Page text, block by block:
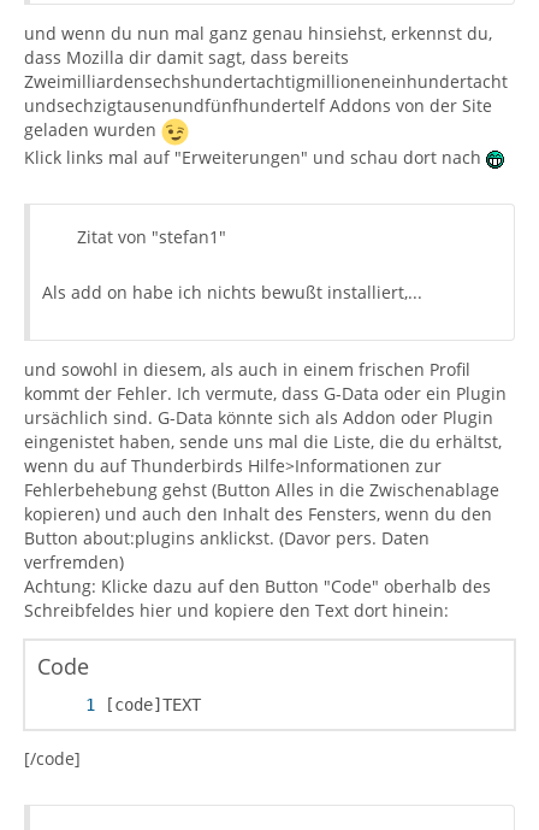
und wenn du nun mal ganz genau hinsiehst, erkennst du,
dass Mozilla dir damit sagt, dass bereits
Zweimilliardensechshundertachtigmillioneneinhundertacht
undsechzigtausenundfünfhundertelf Addons von der Site
geladen wurden
Klick links mal auf "Erweiterungen" und schau dort nach
Zitat von "stefan1"
Als add on habe ich nichts bewußt installiert,...
und sowohl in diesem, als auch in einem frischen Profil
kommt der Fehler. Ich vermute, dass G-Data oder ein Plugin
ursächlich sind. G-Data könnte sich als Addon oder Plugin
eingenistet haben, sende uns mal die Liste, die du erhältst,
wenn du auf Thunderbirds Hilfe>Informationen zur
Fehlerbehebung gehst (Button Alles in die Zwischenablage
kopieren) und auch den Inhalt des Fensters, wenn du den
Button about:plugins anklickst. (Davor pers. Daten
verfremden)
Achtung: Klicke dazu auf den Button "Code" oberhalb des
Schreibfeldes hier und kopiere den Text dort hinein:
Code
[code]TEXT
[/code]